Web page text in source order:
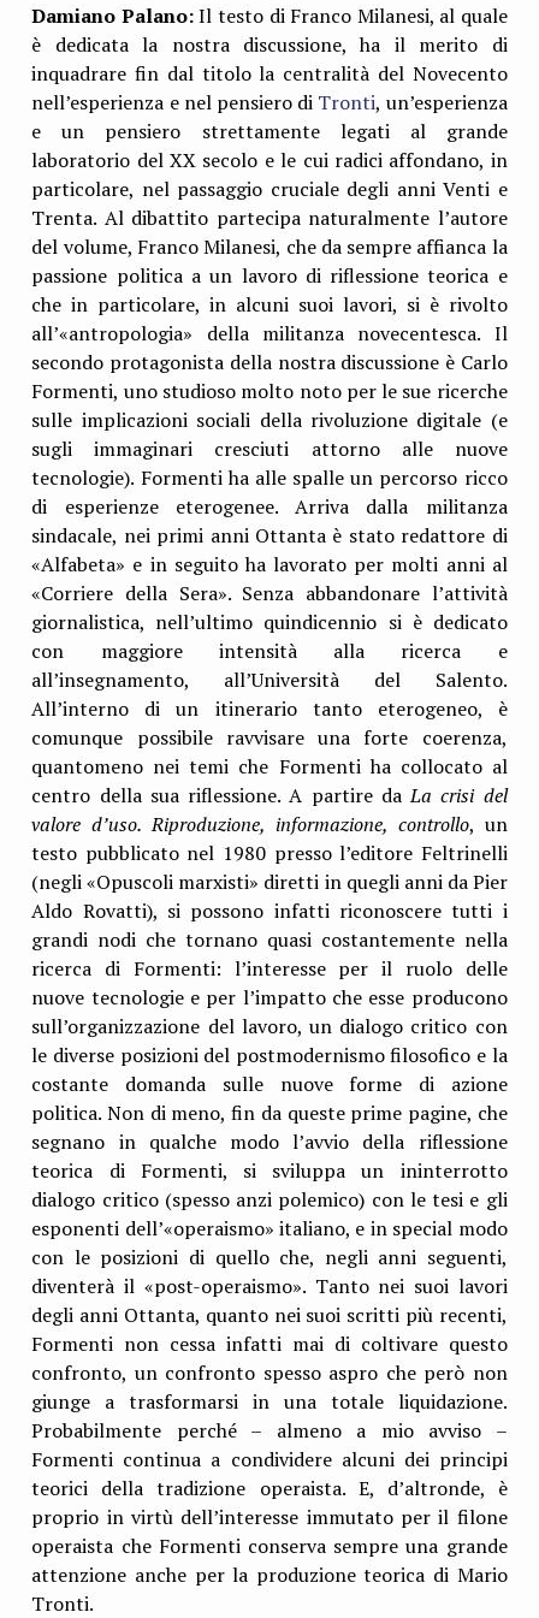
Damiano Palano:Il testo di Franco Milanesi, al quale
è dedicata la nostra discussione, ha il merito di
inquadrare fin dal titolo la centralità del Novecento
nell’esperienza e nel pensiero di Tronti, un’esperienza
e un pensiero strettamente legati al grande
laboratorio del XX secolo e le cui radici affondano, in
particolare, nel passaggio cruciale degli anni Venti e
Trenta. Al dibattito partecipa naturalmente l’autore
del volume, Franco Milanesi, che da sempre affianca la
passione politica a un lavoro di riflessione teorica e
che in particolare, in alcuni suoi lavori, si è rivolto
all’«antropologia» della militanza novecentesca. Il
secondo protagonista della nostra discussione è Carlo
Formenti, uno studioso molto noto per le sue ricerche
sulle implicazioni sociali della rivoluzione digitale (e
sugli immaginari cresciuti attorno alle nuove
tecnologie). Formenti ha alle spalle un percorso ricco
di esperienze eterogenee. Arriva dalla militanza
sindacale, nei primi anni Ottanta è stato redattore di
«Alfabeta» e in seguito ha lavorato per molti anni al
«Corriere della Sera». Senza abbandonare l’attività
giornalistica, nell’ultimo quindicennio si è dedicato
con maggiore intensità alla ricerca e
all’insegnamento, all’Università del Salento.
All’interno di un itinerario tanto eterogeneo, è
comunque possibile ravvisare una forte coerenza,
quantomeno nei temi che Formenti ha collocato al
centro della sua riflessione. A partire daLa crisi del
valore d’uso. Riproduzione, informazione, controllo, un
testo pubblicato nel 1980 presso l’editore Feltrinelli
(negli «Opuscoli marxisti» diretti in quegli anni da Pier
Aldo Rovatti), si possono infatti riconoscere tutti i
grandi nodi che tornano quasi costantemente nella
ricerca di Formenti: l’interesse per il ruolo delle
nuove tecnologie e per l’impatto che esse producono
sull’organizzazione del lavoro, un dialogo critico con
le diverse posizioni del postmodernismo filosofico e la
costante domanda sulle nuove forme di azione
politica. Non di meno, fin da queste prime pagine, che
segnano in qualche modo l’avvio della riflessione
teorica di Formenti, si sviluppa un ininterrotto
dialogo critico (spesso anzi polemico) con le tesi e gli
esponenti dell’«operaismo» italiano, e in special modo
con le posizioni di quello che, negli anni seguenti,
diventerà il «post-operaismo». Tanto nei suoi lavori
degli anni Ottanta, quanto nei suoi scritti più recenti,
Formenti non cessa infatti mai di coltivare questo
confronto, un confronto spesso aspro che però non
giunge a trasformarsi in una totale liquidazione.
Probabilmente perché – almeno a mio avviso –
Formenti continua a condividere alcuni dei principi
teorici della tradizione operaista. E, d’altronde, è
proprio in virtù dell’interesse immutato per il filone
operaista che Formenti conserva sempre una grande
attenzione anche per la produzione teorica di Mario
Tronti.